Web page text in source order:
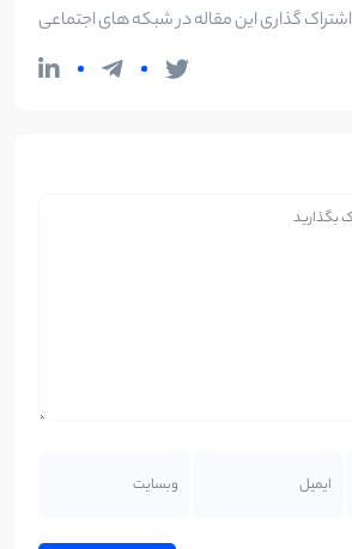
اشتراک گذاری این مقاله در شبکه های اجتماعی